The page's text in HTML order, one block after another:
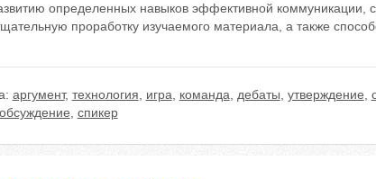
определенных навыков эффективной коммуникации,
проработку изучаемого материала, а также
аргумент, технология игра команда дебаты утверждение
обсуждение спикер